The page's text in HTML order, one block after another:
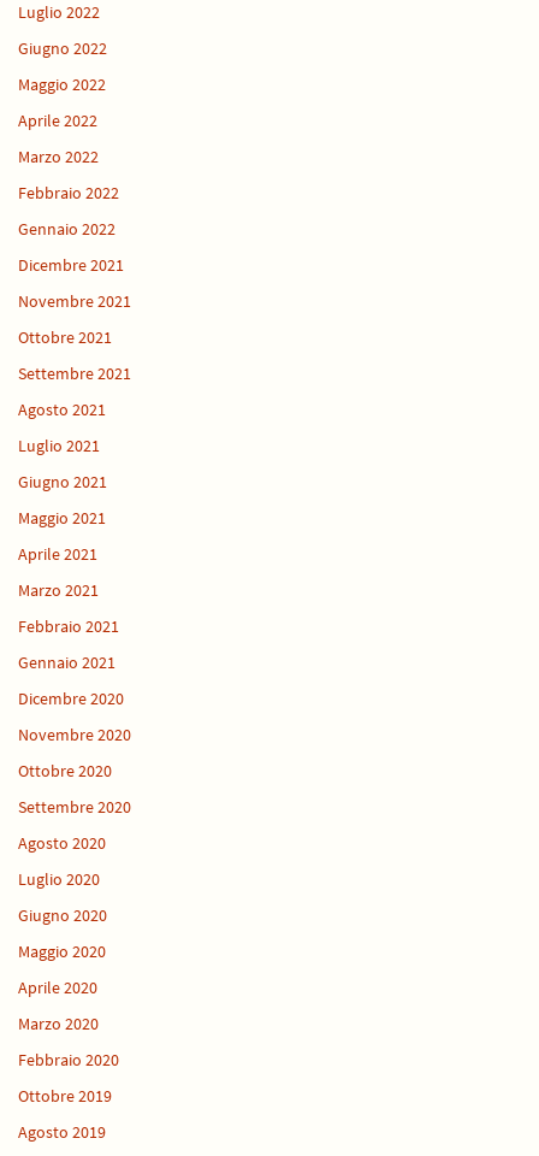
Luglio 2022
Giugno 2022
Maggio 2022
Aprile 2022
Marzo 2022
Febbraio 2022
Gennaio 2022
Dicembre 2021
Novembre 2021
Ottobre 2021
Settembre 2021
Agosto 2021
Luglio 2021
Giugno 2021
Maggio 2021
Aprile 2021
Marzo 2021
Febbraio 2021
Gennaio 2021
Dicembre 2020
Novembre 2020
Ottobre 2020
Settembre 2020
Agosto 2020
Luglio 2020
Giugno 2020
Maggio 2020
Aprile 2020
Marzo 2020
Febbraio 2020
Ottobre 2019
Agosto 2019